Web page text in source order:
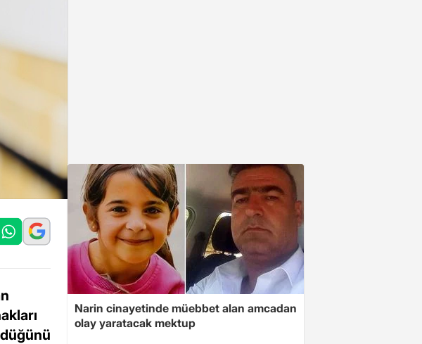
Narin cinayetinde müebbet alan amcadan
olay yaratacak mektup